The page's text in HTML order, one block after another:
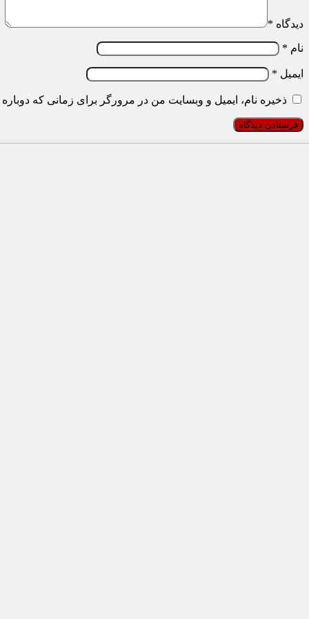
دیدگاه *
نام *
ایمیل *
ذخیره نام، ایمیل و وبسایت من در مرورگر برای زمانی که